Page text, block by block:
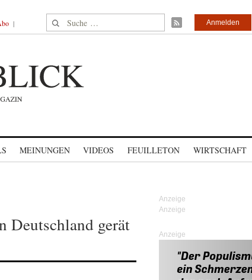
Suche nach: Anmelden
MEINUNGEN VIDEOS FEUILLETON WIRTSCHAFT
Deutschland gerät
Anzeige